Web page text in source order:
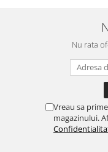
tuturor nevoilor pielii
BENEFICIILE
acid hialuronic cu
efect si in straturile
Protejeaza si
incat efectul de
capabila să se
mediu precum si
Contribuie la
Nu rata
Vreau sa
magazinului.